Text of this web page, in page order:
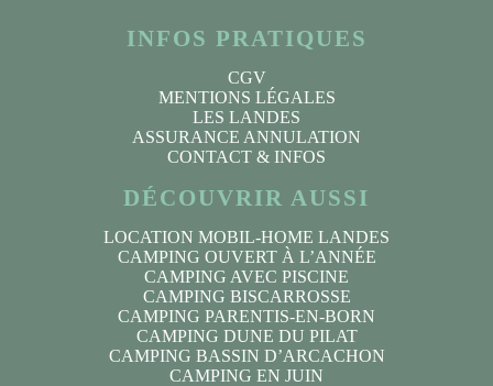
INFOS PRATIQUES
CGV
MENTIONS LÉGALES
LES LANDES
ASSURANCE ANNULATION
CONTACT & INFOS
DÉCOUVRIR AUSSI
LOCATION MOBIL-HOME LANDES
CAMPING OUVERT À L’ANNÉE
CAMPING AVEC PISCINE
CAMPING BISCARROSSE
CAMPING PARENTIS-EN-BORN
CAMPING DUNE DU PILAT
CAMPING BASSIN D’ARCACHON
CAMPING EN JUIN